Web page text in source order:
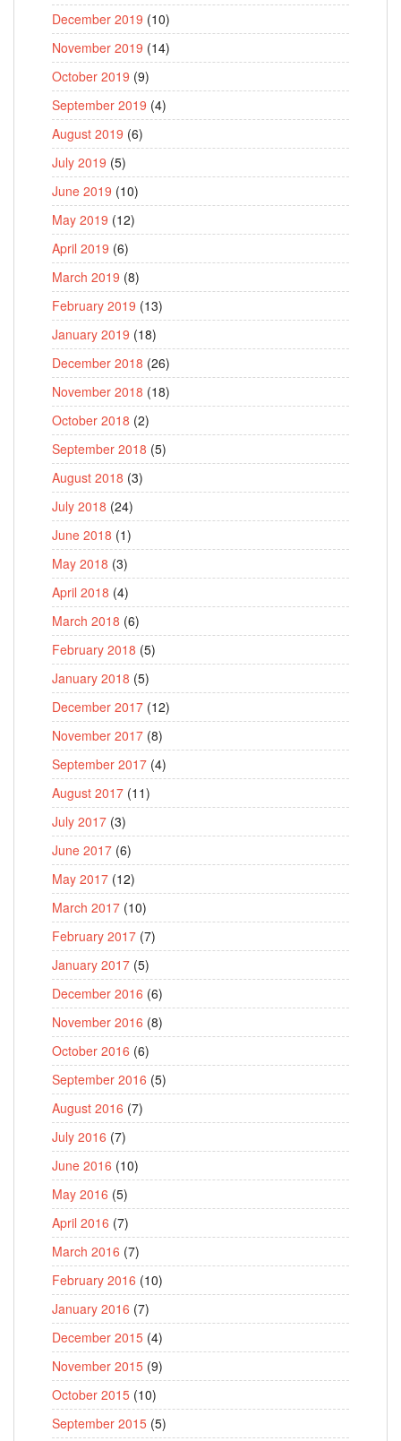
December 2019 (10)
November 2019 (14)
October 2019 (9)
September 2019 (4)
August 2019 (6)
July 2019 (5)
June 2019 (10)
May 2019 (12)
April 2019 (6)
March 2019 (8)
February 2019 (13)
January 2019 (18)
December 2018 (26)
November 2018 (18)
October 2018 (2)
September 2018 (5)
August 2018 (3)
July 2018 (24)
June 2018 (1)
May 2018 (3)
April 2018 (4)
March 2018 (6)
February 2018 (5)
January 2018 (5)
December 2017 (12)
November 2017 (8)
September 2017 (4)
August 2017 (11)
July 2017 (3)
June 2017 (6)
May 2017 (12)
March 2017 (10)
February 2017 (7)
January 2017 (5)
December 2016 (6)
November 2016 (8)
October 2016 (6)
September 2016 (5)
August 2016 (7)
July 2016 (7)
June 2016 (10)
May 2016 (5)
April 2016 (7)
March 2016 (7)
February 2016 (10)
January 2016 (7)
December 2015 (4)
November 2015 (9)
October 2015 (10)
September 2015 (5)